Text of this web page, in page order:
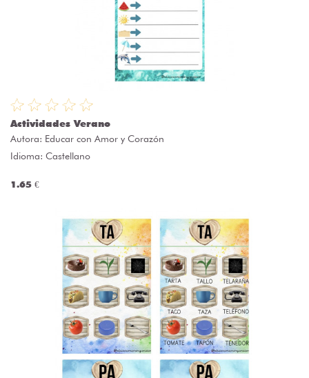
Actividades Verano
Autora: Educar con Amor y Corazón
Idioma: Castellano
1.65 €